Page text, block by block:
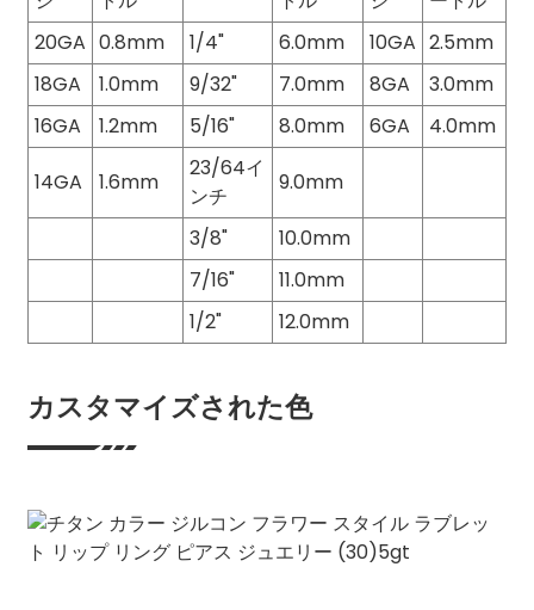
20GA 0.8mm 1/4" 6.0mm 10GA 2.5mm
18GA
1.0mm 9/32" 7.0mm 8GA
3.0mm
16GA
1.2mm 5/16" 8.0mm 6GA 4.0mm
14GA 1.6mm
23/64イ
ンチ
9.0mm
3/8"
10.0mm
7/16"
11.0mm
1/2"
12.0mm
カスタマイズされた色